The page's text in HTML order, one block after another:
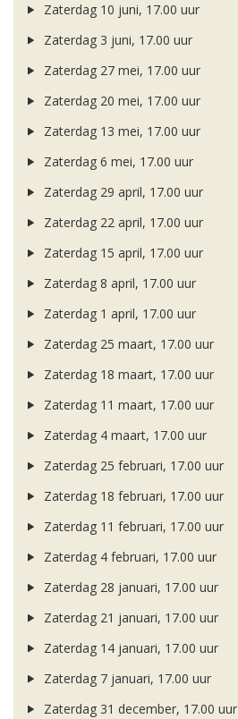
Zaterdag 10 juni, 17.00 uur
Zaterdag 3 juni, 17.00 uur
Zaterdag 27 mei, 17.00 uur
Zaterdag 20 mei, 17.00 uur
Zaterdag 13 mei, 17.00 uur
Zaterdag 6 mei, 17.00 uur
Zaterdag 29 april, 17.00 uur
Zaterdag 22 april, 17.00 uur
Zaterdag 15 april, 17.00 uur
Zaterdag 8 april, 17.00 uur
Zaterdag 1 april, 17.00 uur
Zaterdag 25 maart, 17.00 uur
Zaterdag 18 maart, 17.00 uur
Zaterdag 11 maart, 17.00 uur
Zaterdag 4 maart, 17.00 uur
Zaterdag 25 februari, 17.00 uur
Zaterdag 18 februari, 17.00 uur
Zaterdag 11 februari, 17.00 uur
Zaterdag 4 februari, 17.00 uur
Zaterdag 28 januari, 17.00 uur
Zaterdag 21 januari, 17.00 uur
Zaterdag 14 januari, 17.00 uur
Zaterdag 7 januari, 17.00 uur
Zaterdag 31 december, 17.00 uur